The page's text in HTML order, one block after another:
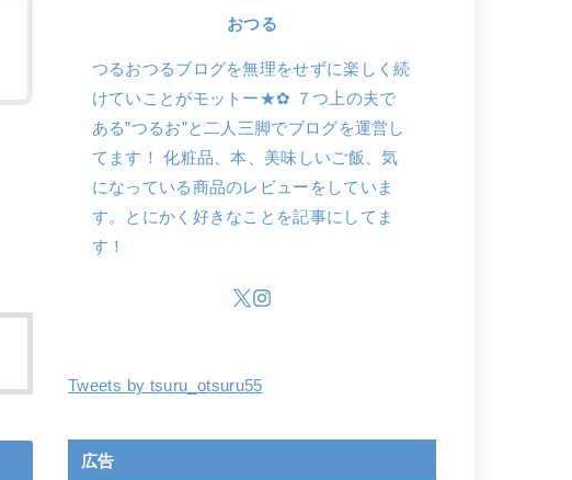
おつる
つるおつるブログを無理をせずに楽しく続
けていことがモットー★✿ ７つ上の夫で
ある”つるお”と二人三脚でブログを運営し
てます！ 化粧品、本、美味しいご飯、気
になっている商品のレビューをしていま
す。とにかく好きなことを記事にしてま
す！
Tweets by tsuru_otsuru55
広告